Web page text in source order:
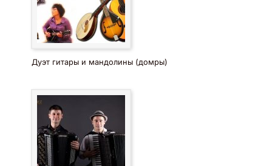
Дуэт гитары и мандолины (домры)